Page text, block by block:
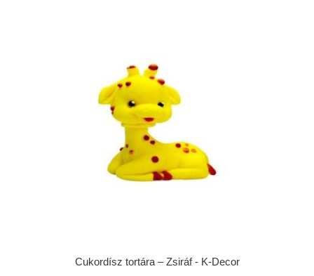
Cukordísz tortára – Zsiráf - K-Decor